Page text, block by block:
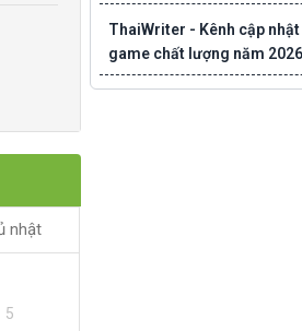
nhật
5
ThaiWriter - Kênh cập
game chất lượng năm 2026